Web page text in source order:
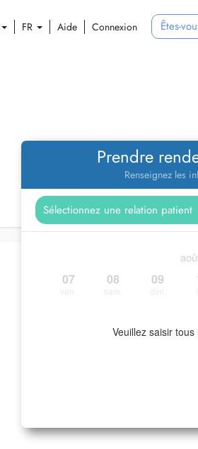
FR Aide Connexion Êtes-
Prendre
Renseignez les
07 08 09
Veuillez saisir